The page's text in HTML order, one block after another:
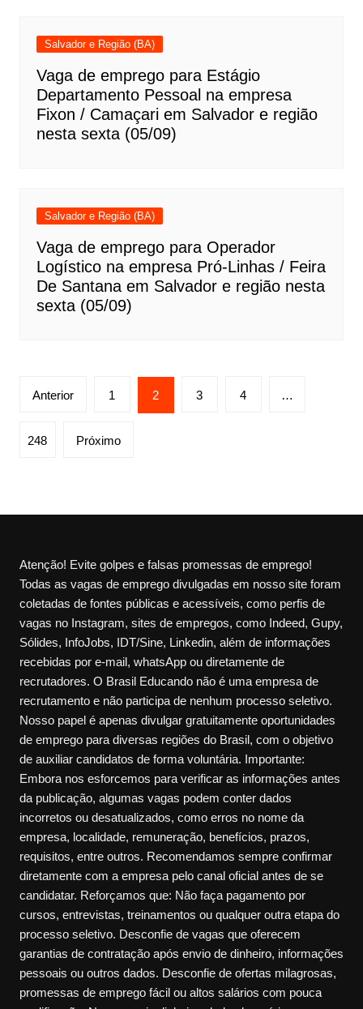
Salvador e Região (BA)
Vaga de emprego para Estágio
Departamento Pessoal na empresa
Fixon / Camaçari em Salvador e região
nesta sexta (05/09)
Salvador e Região (BA)
Vaga de emprego para Operador
Logístico na empresa Pró-Linhas / Feira
De Santana em Salvador e região nesta
sexta (05/09)
Paginação
posts
Anterior 1 2 3 4 …
248 Próximo
Atenção! Evite golpes e falsas promessas de emprego!
Todas as vagas de emprego divulgadas em nosso site foram
coletadas de fontes públicas e acessíveis, como perfis de
vagas no Instagram, sites de empregos, como Indeed, Gupy,
Sólides, InfoJobs, IDT/Sine, Linkedin, além de informações
recebidas por e-mail, whatsApp ou diretamente de
recrutadores. O Brasil Educando não é uma empresa de
recrutamento e não participa de nenhum processo seletivo.
Nosso papel é apenas divulgar gratuitamente oportunidades
de emprego para diversas regiões do Brasil, com o objetivo
de auxiliar candidatos de forma voluntária. Importante:
Embora nos esforcemos para verificar as informações antes
da publicação, algumas vagas podem conter dados
incorretos ou desatualizados, como erros no nome da
empresa, localidade, remuneração, benefícios, prazos,
requisitos, entre outros. Recomendamos sempre confirmar
diretamente com a empresa pelo canal oficial antes de se
candidatar. Reforçamos que: Não faça pagamento por
cursos, entrevistas, treinamentos ou qualquer outra etapa do
processo seletivo. Desconfie de vagas que oferecem
garantias de contratação após envio de dinheiro, informações
pessoais ou outros dados. Desconfie de ofertas milagrosas,
promessas de emprego fácil ou altos salários com pouca